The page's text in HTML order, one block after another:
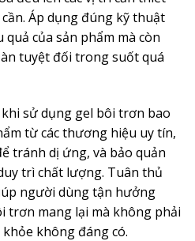
Áp dụng đúng kỹ thuật
của sản phẩm mà còn
tuyệt đối trong suốt quá
sử dụng gel bôi trơn bao
từ các thương hiệu uy tín,
tránh dị ứng, và bảo quản
trì chất lượng. Tuân thủ
người dùng tận hưởng
trơn mang lại mà không phải
không đáng có.